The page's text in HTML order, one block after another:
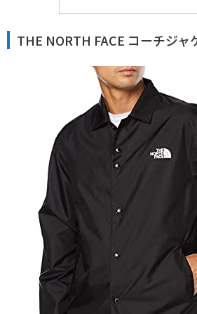
THE NORTH FACE コーチジャ